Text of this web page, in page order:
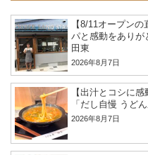
【8/11オープン
パと感動をありが
田東
2026年8月7日
【出汁とコシに
「だし自慢 うど
2026年8月7日